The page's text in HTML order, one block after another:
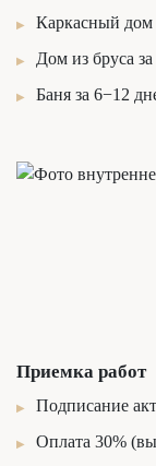
Каркасный дом
Дом из бруса
Баня за 6−12
Приемка работ
Подписание
Оплата 30%